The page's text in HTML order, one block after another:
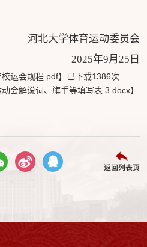
河北大学体育运动委员会
2025年9月25日
运会规程.pdf】已下载1386次
会解说词、旗手等填写表 3.docx】
返回列表页